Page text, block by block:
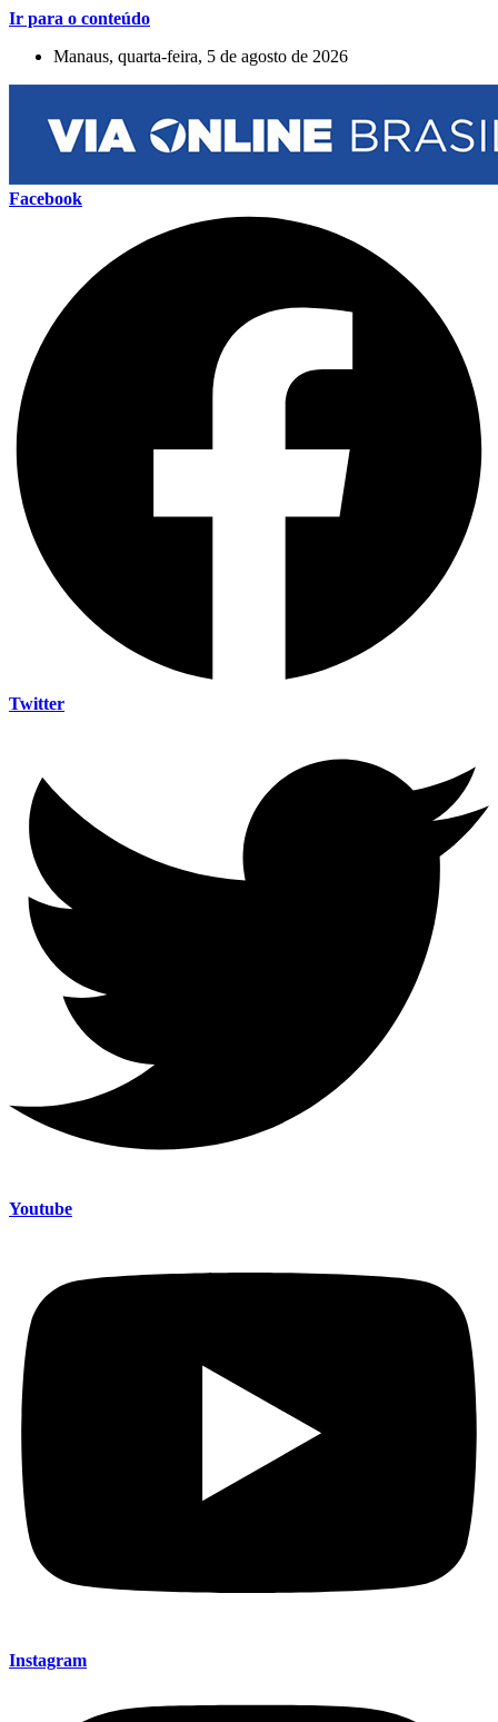
Ir para o conteúdo
Manaus, quarta-feira, 5 de agosto de 2026
Facebook
Twitter
Youtube
Instagram